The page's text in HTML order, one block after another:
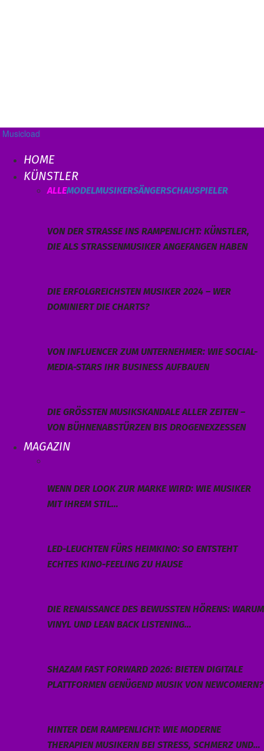
Musicload
HOME
KÜNSTLER
ALLEMODELMUSIKERSÄNGERSCHAUSPIELER
VON DER STRASSE INS RAMPENLICHT: KÜNSTLER, D
IE ALS STRASSENMUSIKER ANGEFANGEN HABEN
DIE ERFOLGREICHSTEN MUSIKER 2024 – WER
DOMINIERT DIE CHARTS?
VON INFLUENCER ZUM UNTERNEHMER: WIE SOCIAL-
MEDIA-STARS IHR BUSINESS AUFBAUEN
DIE GRÖSSTEN MUSIKSKANDALE ALLER ZEITEN – V
ON BÜHNENABSTÜRZEN BIS DROGENEXZESSEN
MAGAZIN
WENN DER LOOK ZUR MARKE WIRD: WIE MUSIKER
MIT IHREM STIL…
LED-LEUCHTEN FÜRS HEIMKINO: SO ENTSTEHT
ECHTES KINO-FEELING ZU HAUSE
DIE RENAISSANCE DES BEWUSSTEN HÖRENS: WARUM
VINYL UND LEAN BACK LISTENING…
SHAZAM FAST FORWARD 2026: BIETEN DIGITALE
PLATTFORMEN GENÜGEND MUSIK VON NEWCOMERN?
HINTER DEM RAMPENLICHT: WIE MODERNE
THERAPIEN MUSIKERN BEI STRESS, SCHMERZ UND…